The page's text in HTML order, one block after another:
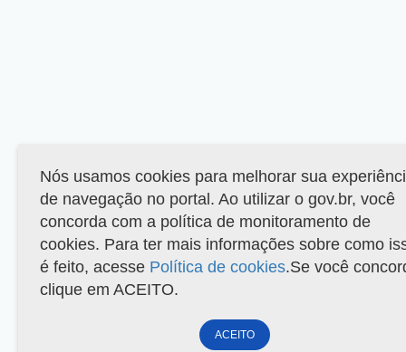
Nós usamos cookies para melhorar sua
de navegação no portal. Ao utilizar o gov.br, você
concorda com a política de monitoramento de
cookies. Para ter mais informações sobre como
é feito, acesse Política de cookies.Se você
clique em ACEITO.
ACEITO